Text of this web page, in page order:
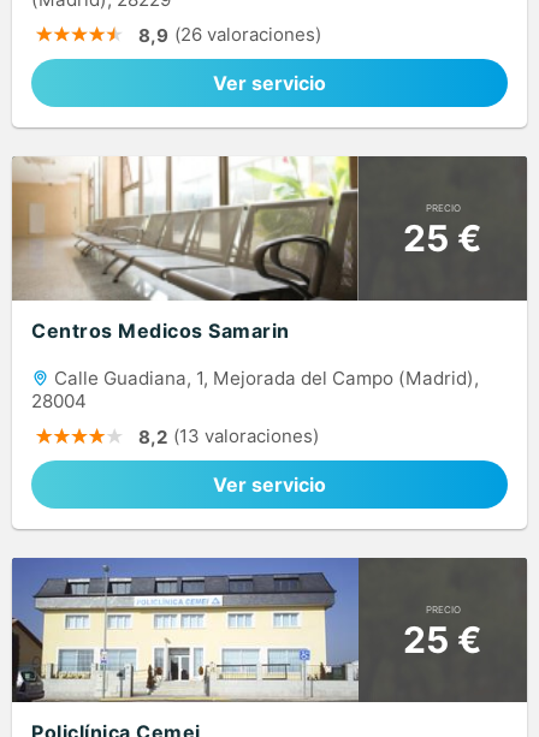
8,9 (26 valoraciones)
Ver servicio
PRECIO
25 €
Centros Medicos Samarin
Calle Guadiana, 1, Mejorada del Campo (Madrid),
28004
8,2 (13 valoraciones)
Ver servicio
PRECIO
25 €